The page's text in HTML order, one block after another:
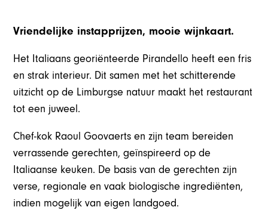
Vriendelijke instapprijzen, mooie wijnkaart.
Het Italiaans georiënteerde Pirandello heeft een fris
en strak interieur. Dit samen met het schitterende
uitzicht op de Limburgse natuur maakt het restaurant
tot een juweel.
Chef-kok Raoul Goovaerts en zijn team bereiden
verrassende gerechten, geïnspireerd op de
Italiaanse keuken. De basis van de gerechten zijn
verse, regionale en vaak biologische ingrediënten,
indien mogelijk van eigen landgoed.